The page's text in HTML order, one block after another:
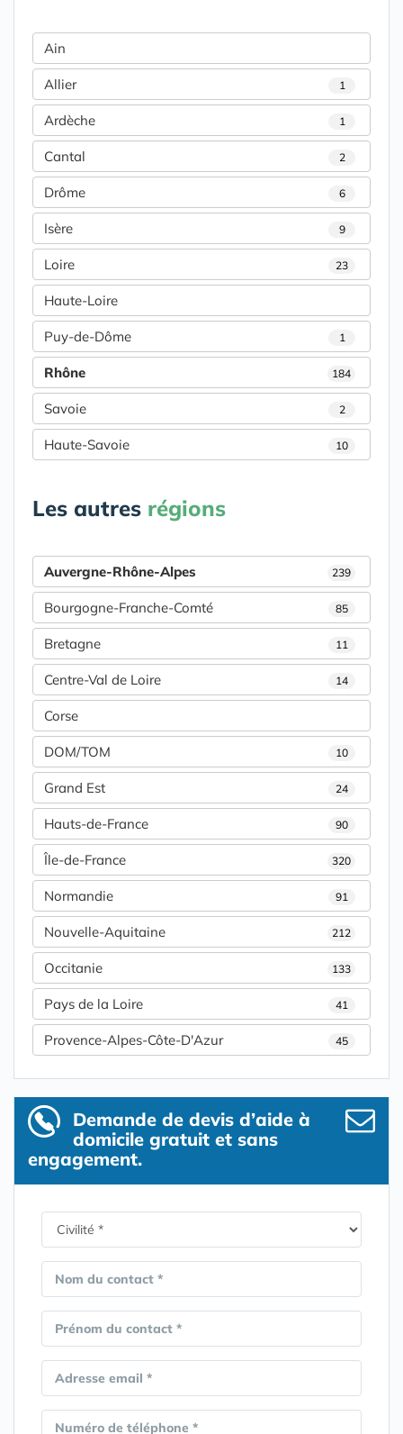
Ain
Allier 1
Ardèche 1
Cantal 2
Drôme 6
Isère 9
Loire 23
Haute-Loire
Puy-de-Dôme 1
Rhône 184
Savoie 2
Haute-Savoie 10
Les autres régions
Auvergne-Rhône-Alpes 239
Bourgogne-Franche-Comté 85
Bretagne 11
Centre-Val de Loire 14
Corse
DOM/TOM 10
Grand Est 24
Hauts-de-France 90
Île-de-France 320
Normandie 91
Nouvelle-Aquitaine 212
Occitanie 133
Pays de la Loire 41
Provence-Alpes-Côte-D'Azur 45
Demande de devis d’aide à
domicile gratuit et sans
engagement.
Nom du contact *
Prénom du contact *
Adresse email *
Numéro de téléphone *